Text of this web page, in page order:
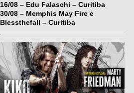
16/08 – Edu Falaschi – Curitiba
30/08 – Memphis May Fire e
Blessthefall – Curitiba